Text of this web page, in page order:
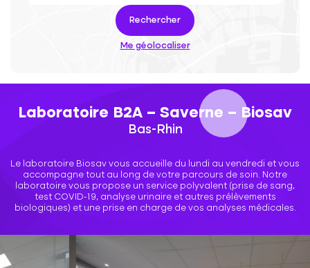
Rechercher
Me géolocaliser
Laboratoire B2A – Saverne – Biosav
Bas-Rhin
Le laboratoire Biosav vous accueille du lundi au vendredi et vous
accompagne tout au long de votre parcours de soin. Notre
laboratoire vous propose un service polyvalent (prise de sang,
test COVID-19, analyse urinaire et autres prélèvements
biologiques) et une prise en charge de vos analyses médicales.